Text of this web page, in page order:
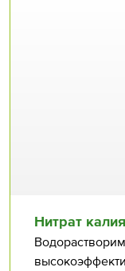
Нитрат